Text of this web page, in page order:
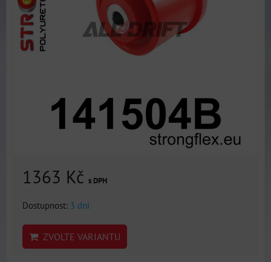
1363 Kč s DPH
Dostupnost: 3 dni
ZVOLTE VARIANTU